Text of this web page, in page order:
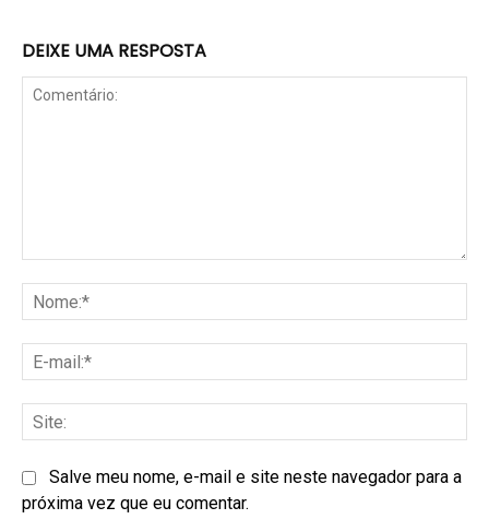
DEIXE UMA RESPOSTA
Salve meu nome, e-mail e site neste navegador para a
próxima vez que eu comentar.